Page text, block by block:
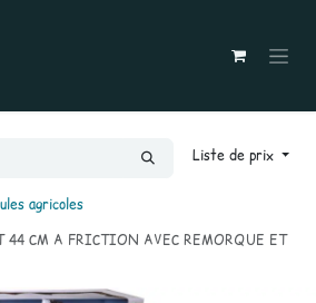
Liste de prix
agricoles
44 CM A FRICTION AVEC REMORQUE ET